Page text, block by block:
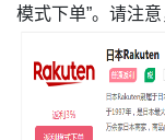
模式下单”。请注